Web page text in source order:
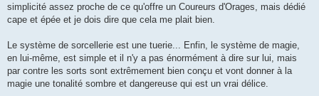
simplicité assez proche de ce qu'offre un Coureurs d'Orages, mais dédié
cape et épée et je dois dire que cela me plait bien.
Le système de sorcellerie est une tuerie... Enfin, le système de magie,
en lui-même, est simple et il n'y a pas énormément à dire sur lui, mais
par contre les sorts sont extrêmement bien conçu et vont donner à la
magie une tonalité sombre et dangereuse qui est un vrai délice.